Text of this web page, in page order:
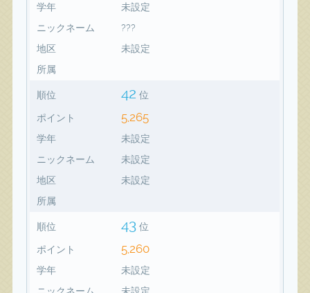
学年
未設定
ニックネーム
???
地区
未設定
所属
順位 42 位
ポイント 5,265
学年
未設定
ニックネーム
未設定
地区
未設定
所属
順位 43 位
ポイント 5,260
学年
未設定
ニックネーム
未設定